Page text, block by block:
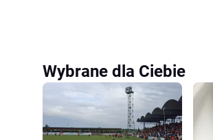
Wybrane dla Ciebie